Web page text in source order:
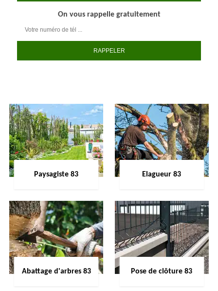
On vous rappelle gratuitement
Paysagiste 83 Elagueur 83
Abattage d'arbres 83 Pose de clôture 83